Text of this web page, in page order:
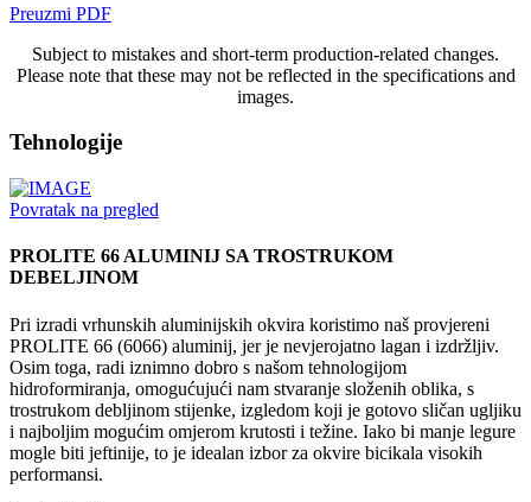
Preuzmi PDF
Subject to mistakes and short-term production-related changes.
Please note that these may not be reflected in the specifications and
images.
Tehnologije
Povratak na pregled
PROLITE 66 ALUMINIJ SA TROSTRUKOM
DEBELJINOM
Pri izradi vrhunskih aluminijskih okvira koristimo naš provjereni
PROLITE 66 (6066) aluminij, jer je nevjerojatno lagan i izdržljiv.
Osim toga, radi iznimno dobro s našom tehnologijom
hidroformiranja, omogućujući nam stvaranje složenih oblika, s
trostrukom debljinom stijenke, izgledom koji je gotovo sličan ugljiku
i najboljim mogućim omjerom krutosti i težine. Iako bi manje legure
mogle biti jeftinije, to je idealan izbor za okvire bicikala visokih
performansi.